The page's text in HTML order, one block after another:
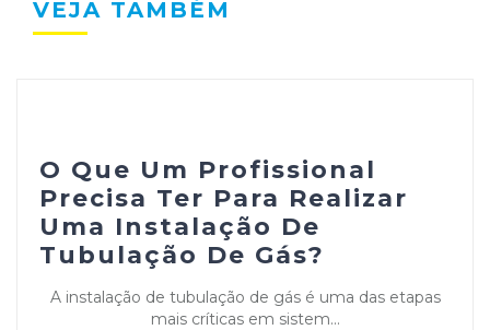
VEJA TAMBÉM
O Que Um Profissional
Precisa Ter Para Realizar
Uma Instalação De
Tubulação De Gás?
A instalação de tubulação de gás é uma das etapas
mais críticas em sistem...